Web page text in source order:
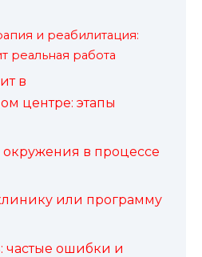
и реабилитация:
реальная работа
в
центре: этапы
в процессе
или программу
частые ошибки и